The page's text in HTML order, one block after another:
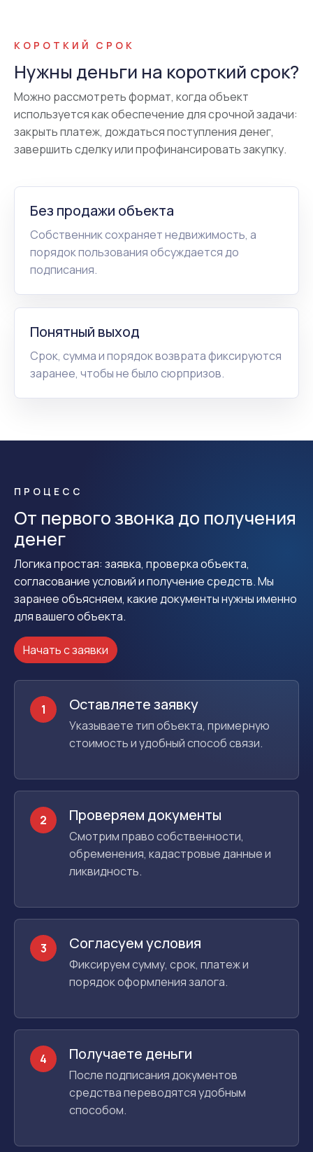
КОРОТКИЙ СРОК
Нужны деньги на короткий срок?
Можно рассмотреть формат, когда объект
используется как обеспечение для срочной задачи:
закрыть платеж, дождаться поступления денег,
завершить сделку или профинансировать закупку.
Без продажи объекта
Собственник сохраняет недвижимость, а
порядок пользования обсуждается до
подписания.
Понятный выход
Срок, сумма и порядок возврата фиксируются
заранее, чтобы не было сюрпризов.
ПРОЦЕСС
От первого звонка до получения
денег
Логика простая: заявка, проверка объекта,
согласование условий и получение средств. Мы
заранее объясняем, какие документы нужны именно
для вашего объекта.
Начать с заявки
1 Оставляете заявку
Указываете тип объекта, примерную
стоимость и удобный способ связи.
2 Проверяем документы
Смотрим право собственности,
обременения, кадастровые данные и
ликвидность.
3 Согласуем условия
Фиксируем сумму, срок, платеж и
порядок оформления залога.
4 Получаете деньги
После подписания документов
средства переводятся удобным
способом.